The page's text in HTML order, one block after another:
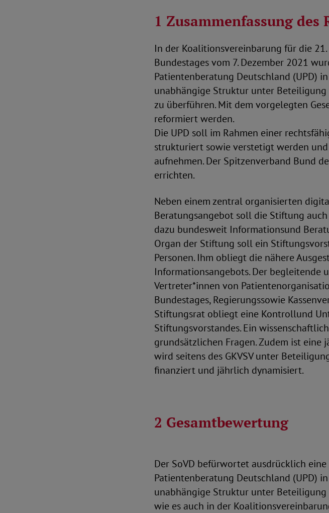
1 Zusammenfassung
In der Koalitionsvereinbarung für die
Bundestages vom 7. Dezember 2021
Patientenberatung Deutschland (UPD)
unabhängige Struktur unter
zu überführen. Mit dem vorgelegten
reformiert werden.
Die UPD soll im Rahmen einer
strukturiert sowie verstetigt werden
aufnehmen. Der Spitzenverband Bund
errichten.
Neben einem zentral organisierten
Beratungsangebot soll die Stiftung
dazu bundesweit Informationsund
Organ der Stiftung soll ein
Personen. Ihm obliegt die nähere
Informationsangebots. Der begleitende
Vertreter*innen von
Bundestages, Regierungssowie
Stiftungsrat obliegt eine Kontrollund
Stiftungsvorstandes. Ein
grundsätzlichen Fragen. Zudem ist eine
wird seitens des GKVSV unter
finanziert und jährlich dynamisiert.
2 Gesamtbewertung
Der SoVD befürwortet ausdrücklich
Patientenberatung Deutschland (UPD)
unabhängige Struktur unter
wie es auch in der